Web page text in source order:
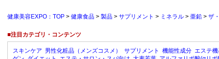
健康美容EXPO：TOP > 健康食品 > 製品 > サプリメント > ミネラル > 亜鉛 > ザ
■注目カテゴリ・コンテンツ
スキンケア 男性化粧品（メンズコスメ） サプリメント 機能性成分 エステ